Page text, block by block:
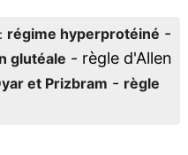
régime hyperprotéiné -
glutéale - règle d'Allen
et Prizbram - règle